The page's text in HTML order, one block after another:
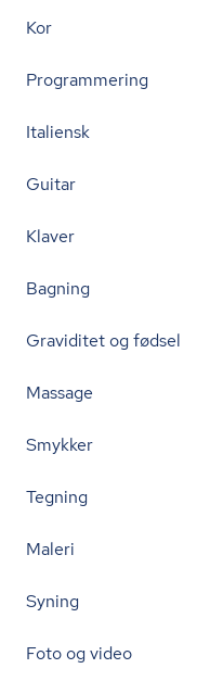
Kor
Programmering
Italiensk
Guitar
Klaver
Bagning
Graviditet og fødsel
Massage
Smykker
Tegning
Maleri
Syning
Foto og video